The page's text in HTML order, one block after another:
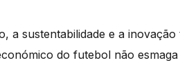
a sustentabilidade e a
do futebol não